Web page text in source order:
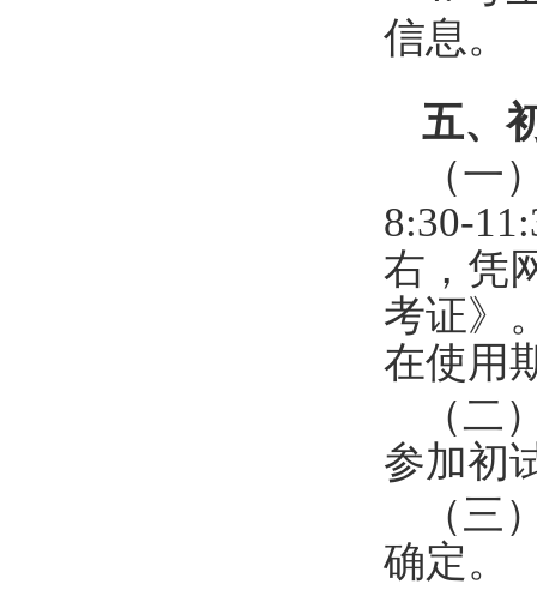
信息。
五、
（一
8:30-
右，凭
考证》
在使用
（二
参加初
（三
确定。